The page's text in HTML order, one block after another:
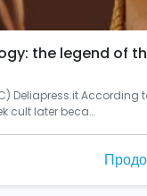
the legend of
Deliapress.it According
cult later beca…